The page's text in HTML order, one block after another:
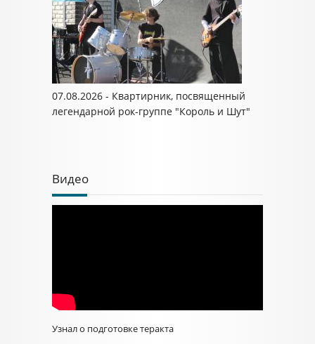
07.08.2026 - Квартирник, посвященный
легендарной рок-группе "Король и Шут"
Видео
Узнал о подготовке теракта